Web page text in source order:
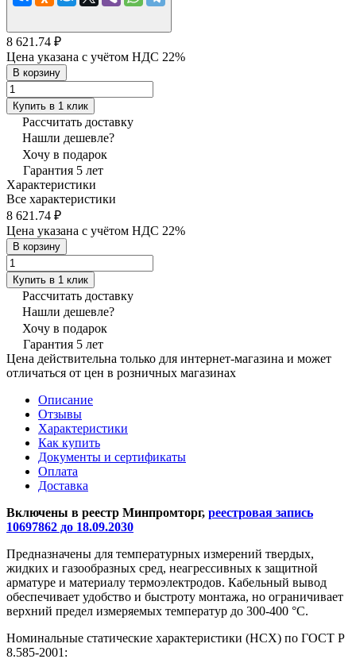
8 621.74 ₽
Цена указана с учётом НДС 22%
В корзину
Купить в 1 клик
Рассчитать доставку
Нашли дешевле?
Хочу в подарок
Гарантия 5 лет
Характеристики
Все характеристики
8 621.74 ₽
Цена указана с учётом НДС 22%
В корзину
Купить в 1 клик
Рассчитать доставку
Нашли дешевле?
Хочу в подарок
Гарантия 5 лет
Цена действительна только для интернет-магазина и может
отличаться от цен в розничных магазинах
Описание
Отзывы
Характеристики
Как купить
Документы и сертификаты
Оплата
Доставка
Включены в реестр Минпромторг, реестровая запись
10697862 до 18.09.2030
Предназначены для температурных измерений твердых,
жидких и газообразных сред, неагрессивных к защитной
арматуре и материалу термоэлектродов. Кабельный вывод
обеспечивает удобство и быстроту монтажа, но ограничивает
верхний предел измеряемых температур до 300-400 °С.
Номинальные статические характеристики (НСХ) по ГОСТ Р
8.585-2001: